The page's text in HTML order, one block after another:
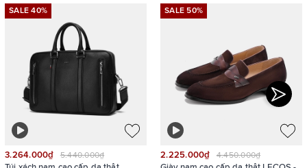
SALE 40%
3.264.000₫ 5.440.000₫
SALE 50%
2.225.000₫ 4.450.000₫